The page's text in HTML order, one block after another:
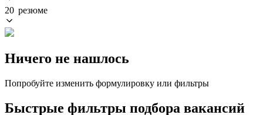
20 резюме
Ничего не нашлось
Попробуйте изменить формулировку или фильтры
Быстрые фильтры подбора вакансий